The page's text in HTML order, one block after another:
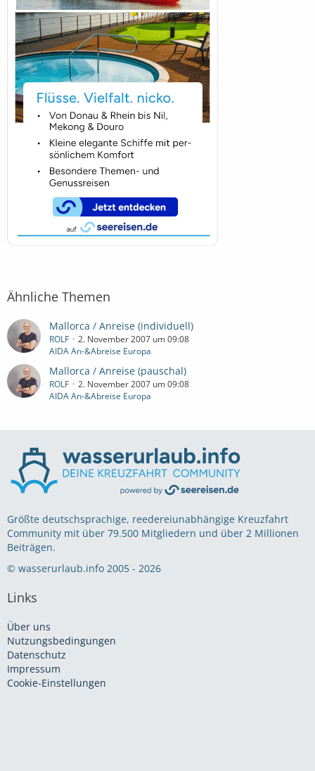
Ähnliche Themen
Mallorca / Anreise (individuell)
ROLF
2. November 2007 um 09:08
AIDA An-&Abreise Europa
Mallorca / Anreise (pauschal)
ROLF
2. November 2007 um 09:08
AIDA An-&Abreise Europa
Größte deutschsprachige, reedereiunabhängige Kreuzfahrt
Community mit über 79.500 Mitgliedern und über 2 Millionen
Beiträgen.
© wasserurlaub.info 2005 - 2026
Links
Über uns
Nutzungsbedingungen
Datenschutz
Impressum
Cookie-Einstellungen